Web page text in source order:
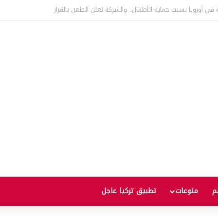
يورو على الحدود التركية البلغارية
منوعات تطبيق تركيا عاجل